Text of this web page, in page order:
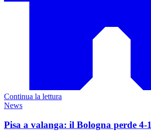
Continua la lettura
News
Pisa a valanga: il Bologna perde 4-1